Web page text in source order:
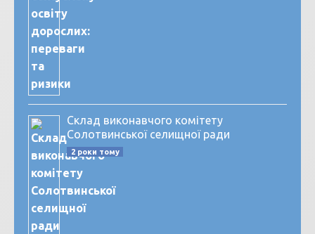
Склад виконавчого комітету
Солотвинської селищної ради
2 роки тому